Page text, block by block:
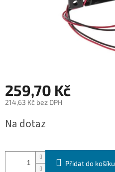
259,70 Kč
214,63 Kč bez DPH
cena:
Na dotaz
Přidat do košíku